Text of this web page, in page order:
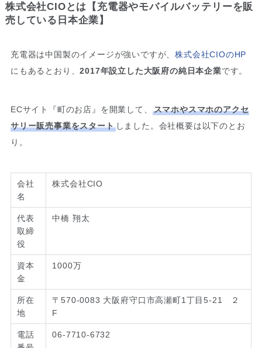
株式会社CIOとは【充電器やモバイルバッテリーを販
売している日本企業】
充電器は中国製のイメージが強いですが、株式会社CIOのHP
にもあるとおり、2017年設立した大阪府の純日本企業です。
ECサイト『町のお店』を開業して、
スマホやスマホのアクセ
サリー販売事業をスタートしました。会社概要は以下のとお
り。
会社
名
株式会社CIO
代表
取締
役
中橋 翔太
資本
金
1000万
所在
地
〒570-0083 大阪府守口市高瀬町1丁目5‐21 ２
F
電話
06-7710-6732